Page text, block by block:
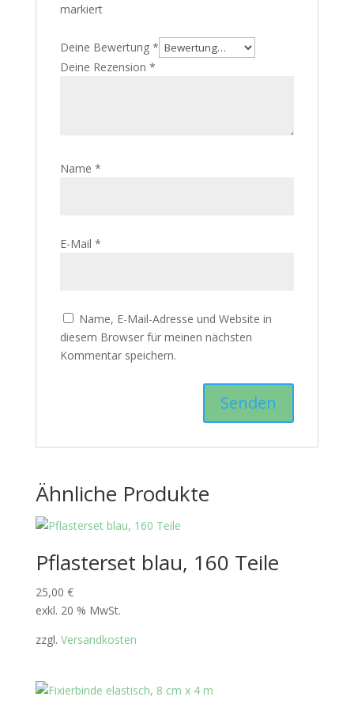
markiert
Deine Bewertung *
Deine Rezension *
Name *
E-Mail *
Name, E-Mail-Adresse und Website in
diesem Browser für meinen nächsten
Kommentar speichern.
Ähnliche Produkte
Pflasterset blau, 160 Teile
25,00 €
exkl. 20 % MwSt.
zzgl. Versandkosten